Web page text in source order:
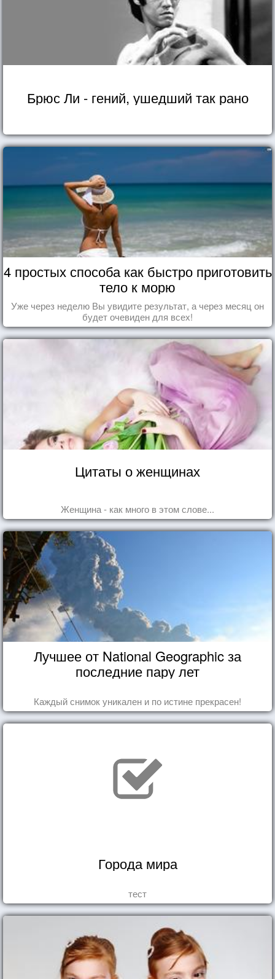
Брюс Ли - гений, ушедший так рано
4 простых способа как быстро приготовить
тело к морю
Уже через неделю Вы увидите результат, а через месяц он
будет очевиден для всех!
Цитаты о женщинах
Женщина - как много в этом слове...
Лучшее от National Geographic за
последние пару лет
Каждый снимок уникален и по истине прекрасен!
Города мира
тест